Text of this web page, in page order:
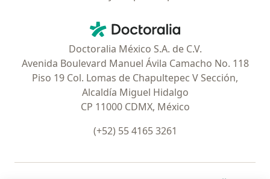
Doctoralia - Página de inicio
Doctoralia México S.A. de C.V.
Avenida Boulevard Manuel Ávila Camacho No. 118
Piso 19 Col. Lomas de Chapultepec V Sección,
Alcaldía Miguel Hidalgo
CP 11000 CDMX, México
(+52) 55 4165 3261